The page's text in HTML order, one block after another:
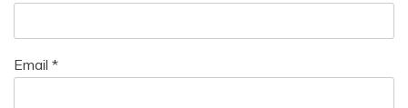
Email *